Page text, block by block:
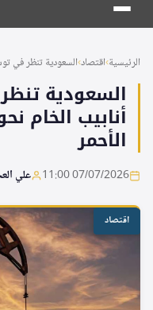
الرئيسية›اقتصاد›السعودية تنظر في
السعودية
أنابيب الخام
الأحمر
07/07/2026 11:00 علي
اقتصاد